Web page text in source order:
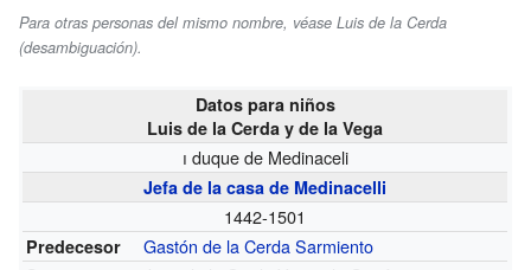
Para otras personas del mismo nombre, véase Luis de la Cerda
(desambiguación).
Datos para niños
Luis de la Cerda y de la Vega
i duque de Medinaceli
Jefa de la casa de Medinacelli
1442-1501
Predecesor Gastón de la Cerda Sarmiento